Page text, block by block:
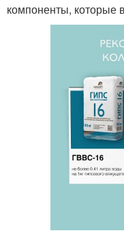
компоненты, которые